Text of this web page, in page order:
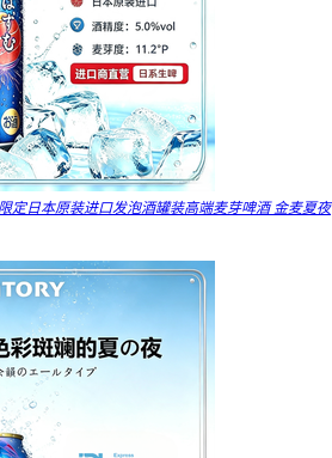
定日本原装进口发泡酒罐装高端麦芽啤酒 金麦夏夜